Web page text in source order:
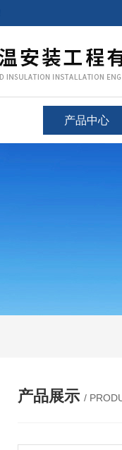
产品中心
产品展示 /